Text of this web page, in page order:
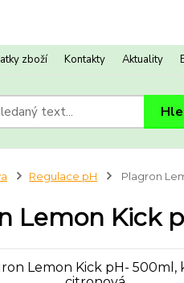
zboží Kontakty Aktuality
Regulace pH Plagron
Lemon Kick